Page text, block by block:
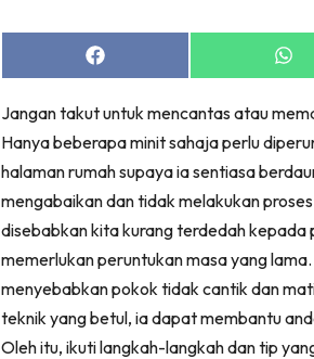
Share
on
Share
on
Jangan takut untuk mencantas atau
Hanya beberapa minit sahaja perlu
halaman rumah supaya ia sentiasa
mengabaikan dan tidak melakukan
disebabkan kita kurang terdedah
memerlukan peruntukan masa yang
menyebabkan pokok tidak cantik dan
teknik yang betul, ia dapat membantu
Oleh itu, ikuti langkah-langkah dan tip